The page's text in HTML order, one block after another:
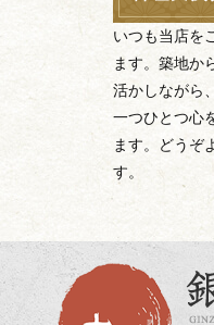
いつも当店を
ます。築地か
活かしながら
一つひとつ心
ます。どうぞ
す。